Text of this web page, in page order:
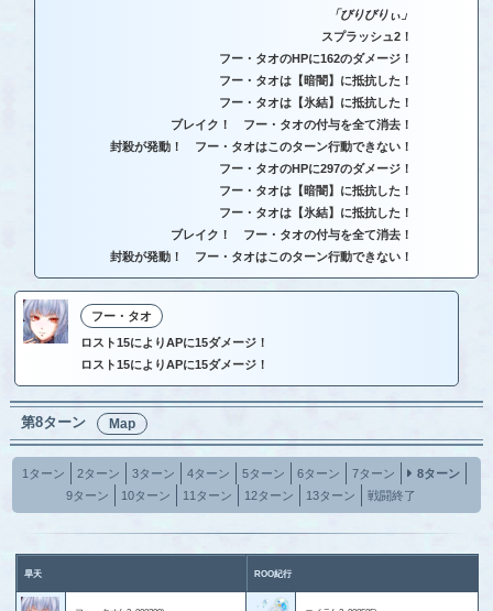
「びりびりぃ」
スプラッシュ2！
フー・タオのHPに162のダメージ！
フー・タオは【暗闇】に抵抗した！
フー・タオは【氷結】に抵抗した！
ブレイク！ フー・タオの付与を全て消去！
封殺が発動！ フー・タオはこのターン行動できない！
フー・タオのHPに297のダメージ！
フー・タオは【暗闇】に抵抗した！
フー・タオは【氷結】に抵抗した！
ブレイク！ フー・タオの付与を全て消去！
封殺が発動！ フー・タオはこのターン行動できない！
フー・タオ
ロスト15によりAPに15ダメージ！
ロスト15によりAPに15ダメージ！
第8ターン Map
1ターン 2ターン 3ターン 4ターン 5ターン 6ターン 7ターン
8ターン
9ターン
10ターン 11ターン 12ターン 13ターン 戦闘終了
旱天 ROO紀行